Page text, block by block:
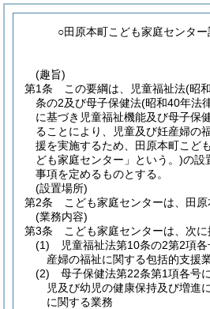
○田原本町こども家庭センタ
(趣旨)
第1条
この要綱は、児童福祉法(昭
条の2及び母子保健法(昭和40年法
に基づき児童福祉機能及び母子保
ることにより、児童及び妊産婦の
援を実施するため、田原本町こど
ども家庭センター」という。)の設
事項を定めるものとする。
(設置場所)
第2条
こども家庭センターは、田原
(業務内容)
第3条
こども家庭センターは、次に
(1)
児童福祉法第10条の2第2項
産婦の福祉に関する包括的支援
(2)
母子保健法第22条第1項各号
児及び幼児の健康保持及び増進
に関する業務